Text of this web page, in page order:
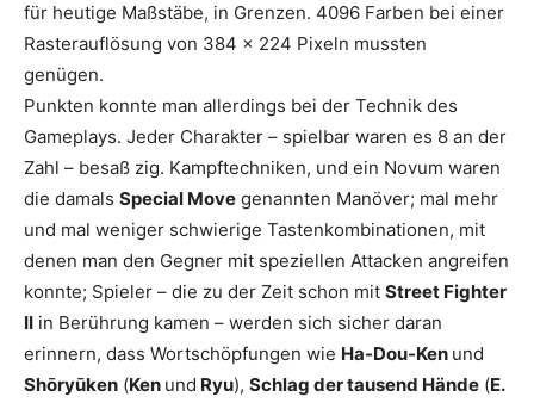
für heutige Maßstäbe, in Grenzen. 4096 Farben bei einer
Rasterauflösung von 384 x 224 Pixeln mussten
genügen.
Punkten konnte man allerdings bei der Technik des
Gameplays. Jeder Charakter – spielbar waren es 8 an der
Zahl – besaß zig. Kampftechniken, und ein Novum waren
die damals Special Move genannten Manöver; mal mehr
und mal weniger schwierige Tastenkombinationen, mit
denen man den Gegner mit speziellen Attacken angreifen
konnte; Spieler – die zu der Zeit schon mit Street Fighter
II in Berührung kamen – werden sich sicher daran
erinnern, dass Wortschöpfungen wie Ha-Dou-Ken und
Shōryūken (Ken und Ryu), Schlag der tausend Hände (E.